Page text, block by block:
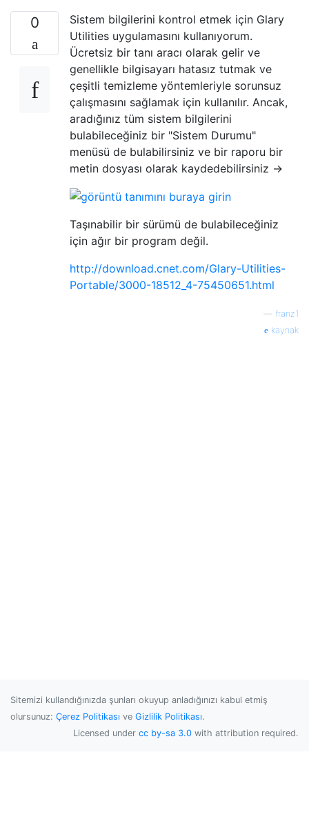
0
Sistem bilgilerini kontrol etmek için Glary
Utilities uygulamasını kullanıyorum.
Ücretsiz bir tanı aracı olarak gelir ve
genellikle bilgisayarı hatasız tutmak ve
çeşitli temizleme yöntemleriyle sorunsuz
çalışmasını sağlamak için kullanılır. Ancak,
aradığınız tüm sistem bilgilerini
bulabileceğiniz bir "Sistem Durumu"
menüsü de bulabilirsiniz ve bir raporu bir
metin dosyası olarak kaydedebilirsiniz ->
Taşınabilir bir sürümü de bulabileceğiniz
için ağır bir program değil.
http://download.cnet.com/Glary-Utilities-
Portable/3000-18512_4-75450651.html
franz1
kaynak
Sitemizi kullandığınızda şunları okuyup anladığınızı kabul etmiş
olursunuz: Çerez Politikası ve Gizlilik Politikası.
Licensed under cc by-sa 3.0 with attribution required.